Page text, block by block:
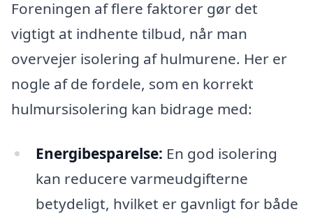
Foreningen af flere faktorer gør det
vigtigt at indhente tilbud, når man
overvejer isolering af hulmurene. Her er
nogle af de fordele, som en korrekt
hulmursisolering kan bidrage med:
Energibesparelse: En god isolering
kan reducere varmeudgifterne
betydeligt, hvilket er gavnligt for både